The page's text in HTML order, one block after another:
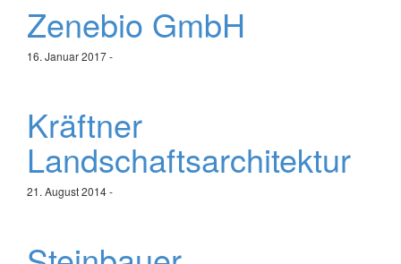
Zenebio GmbH
16. Januar 2017-
Kräftner
Landschaftsarchitektur
21. August 2014-